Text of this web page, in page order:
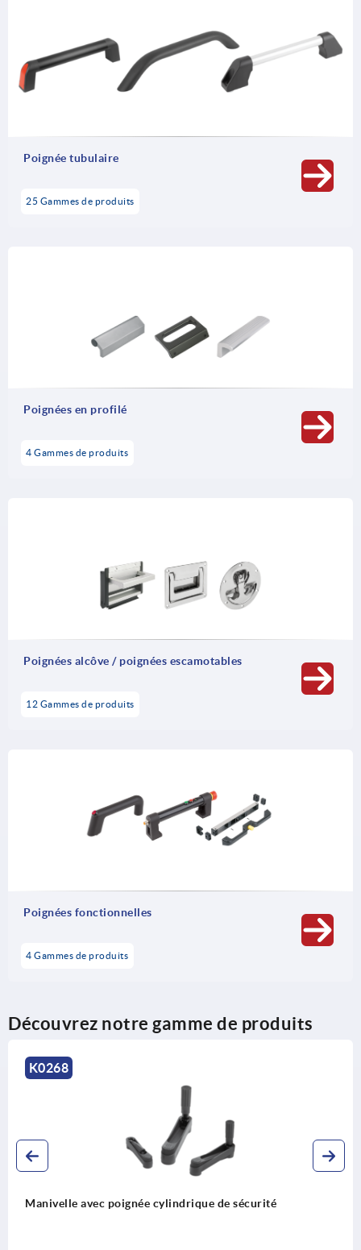
Poignée tubulaire
25 Gammes de produits
Poignées en profilé
4 Gammes de produits
Poignées alcôve / poignées escamotables
12 Gammes de produits
Poignées fonctionnelles
4 Gammes de produits
Découvrez notre gamme de produits
K0268
Manivelle avec poignée cylindrique de sécurité